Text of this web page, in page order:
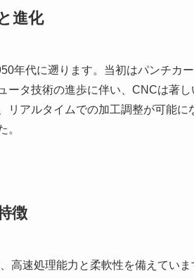
進化
年代に遡ります。当初はパンチカ
ータ技術の進歩に伴い、CNCは著
リアルタイムでの加工調整が可能
。
徴
高速処理能力と柔軟性を備えてい